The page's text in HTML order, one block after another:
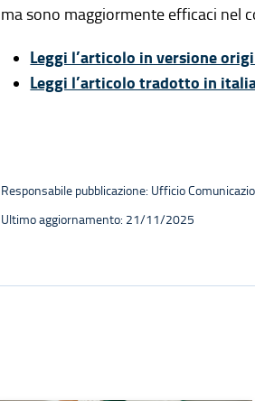
ma sono maggiormente efficaci nel
Leggi l’articolo in versione
Leggi l’articolo tradotto in
Responsabile pubblicazione: Ufficio
Ultimo aggiornamento: 21/11/2025